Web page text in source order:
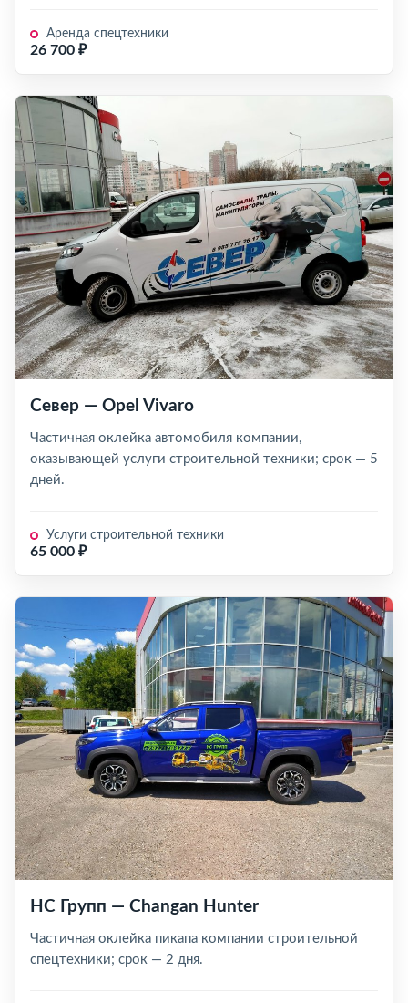
Аренда спецтехники
26 700 ₽
Север — Opel Vivaro
Частичная оклейка автомобиля компании,
оказывающей услуги строительной техники; срок — 5
дней.
Услуги строительной техники
65 000 ₽
НС Групп — Changan Hunter
Частичная оклейка пикапа компании строительной
спецтехники; срок — 2 дня.